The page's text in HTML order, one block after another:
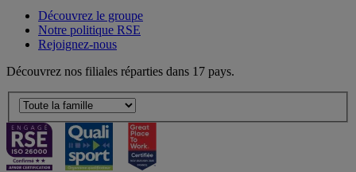
Découvrez le groupe
Notre politique RSE
Rejoignez-nous
Découvrez nos filiales réparties dans 17 pays.